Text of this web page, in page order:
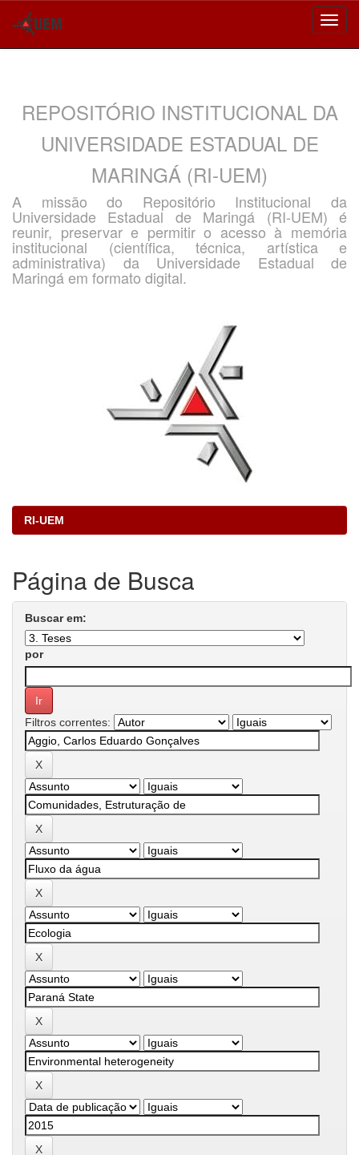
REPOSITÓRIO INSTITUCIONAL DA
UNIVERSIDADE ESTADUAL DE
MARINGÁ (RI-UEM)
A missão do Repositório Institucional da
Universidade Estadual de Maringá (RI-UEM) é
reunir, preservar e permitir o acesso à memória
institucional (científica, técnica, artística e
administrativa) da Universidade Estadual de
Maringá em formato digital.
RI-UEM
Página de Busca
Buscar em:
por
Filtros correntes: